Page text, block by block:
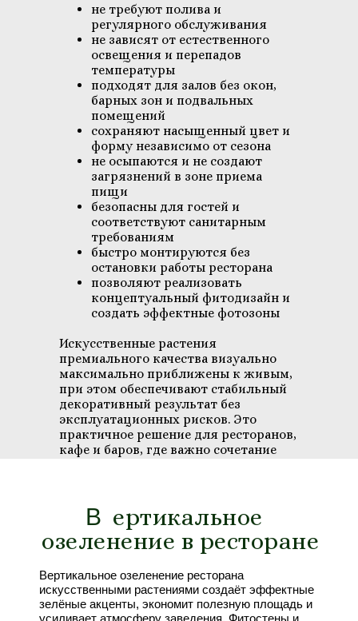
не требуют полива и
регулярного обслуживания
не зависят от естественного
освещения и перепадов
температуры
подходят для залов без окон,
барных зон и подвальных
помещений
сохраняют насыщенный цвет и
форму независимо от сезона
не осыпаются и не создают
загрязнений в зоне приема
пищи
безопасны для гостей и
соответствуют санитарным
требованиям
быстро монтируются без
остановки работы ресторана
позволяют реализовать
концептуальный фитодизайн и
создать эффектные фотозоны
Искусственные растения
премиального качества визуально
максимально приближены к живым,
при этом обеспечивают стабильный
декоративный результат без
эксплуатационных рисков. Это
практичное решение для ресторанов,
кафе и баров, где важно сочетание
В ертикальное
озеленение в ресторане
В
Вертикальное озеленение ресторана
искусственными растениями создаёт эффектные
зелёные акценты, экономит полезную площадь и
усиливает атмосферу заведения. Фитостены и